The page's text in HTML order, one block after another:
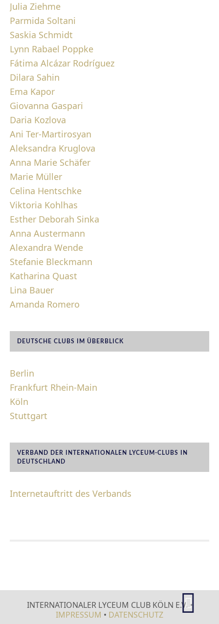
Julia Ziehme
Parmida Soltani
Saskia Schmidt
Lynn Rabael Poppke
Fátima Alcázar Rodríguez
Dilara Sahin
Ema Kapor
Giovanna Gaspari
Daria Kozlova
Ani Ter-Martirosyan
Aleksandra Kruglova
Anna Marie Schäfer
Marie Müller
Celina Hentschke
Viktoria Kohlhas
Esther Deborah Sinka
Anna Austermann
Alexandra Wende
Stefanie Bleckmann
Katharina Quast
Lina Bauer
Amanda Romero
DEUTSCHE CLUBS IM ÜBERBLICK
Berlin
Frankfurt Rhein-Main
Köln
Stuttgart
VERBAND DER INTERNATIONALEN LYCEUM-CLUBS IN
DEUTSCHLAND
Internetauftritt des Verbands
INTERNATIONALER LYCEUM CLUB KÖLN E.V. •
IMPRESSUM • DATENSCHUTZ